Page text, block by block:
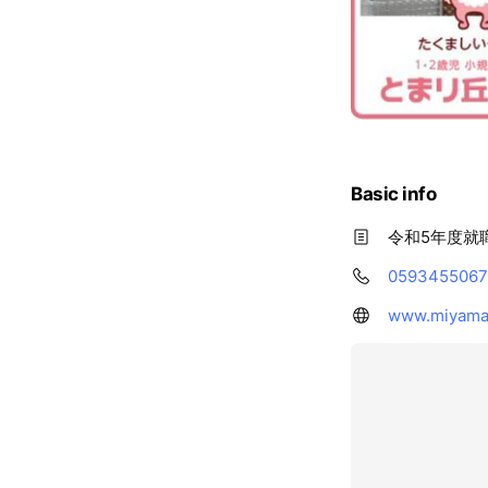
Basic info
令和5年度
0593455067